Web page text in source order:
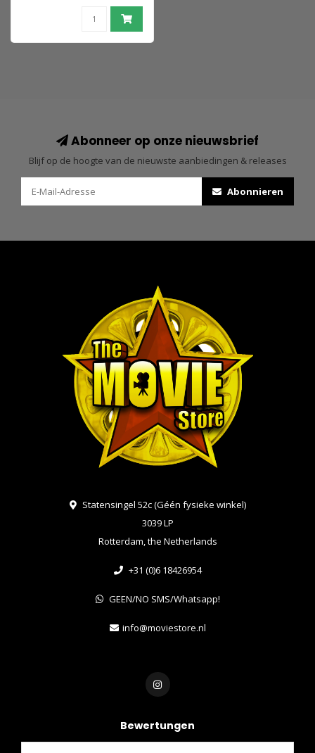
Abonneer op onze nieuwsbrief
Blijf op de hoogte van de nieuwste aanbiedingen & releases
Abonnieren
Statensingel 52c (Géén fysieke winkel)
3039 LP
Rotterdam, the Netherlands
+31 (0)6 18426954
GEEN/NO SMS/Whatsapp!
info@moviestore.nl
Bewertungen